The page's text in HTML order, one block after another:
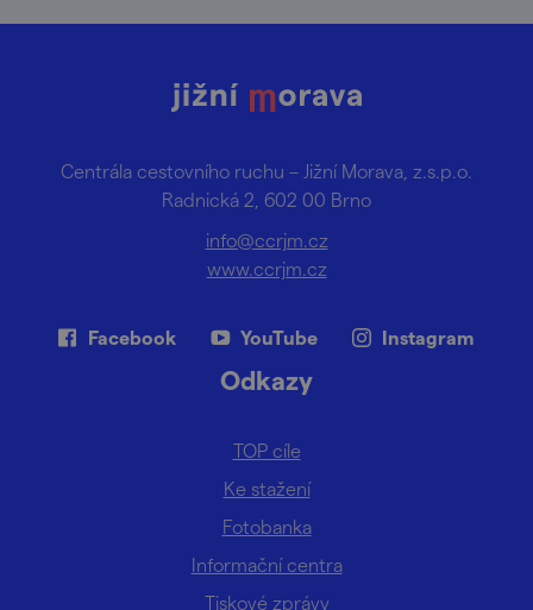
Centrála cestovního ruchu – Jižní Morava, z.s.p.o.
Radnická 2, 602 00 Brno
info@ccrjm.cz
www.ccrjm.cz
Facebook YouTube Instagram
Odkazy
TOP cíle
Ke stažení
Fotobanka
Informační centra
Tiskové zprávy